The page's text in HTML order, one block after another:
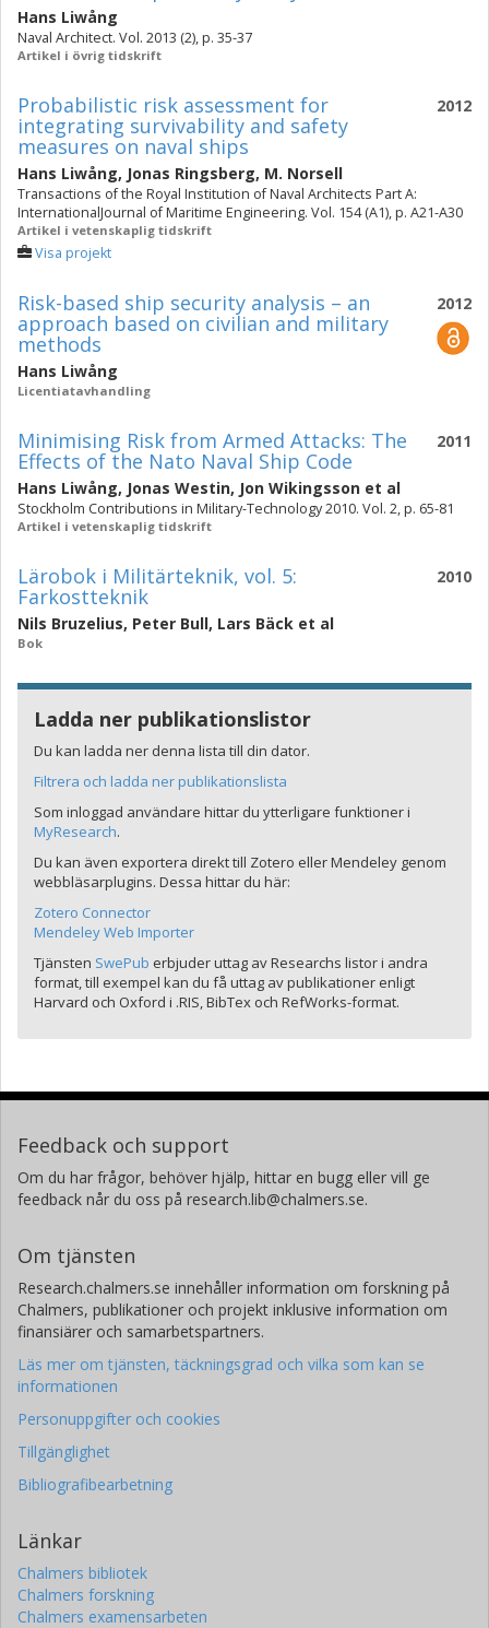
Hans Liwång
Naval Architect. Vol. 2013 (2), p. 35-37
Artikel i övrig tidskrift
2012
Probabilistic risk assessment for
integrating survivability and safety
measures on naval ships
Hans Liwång, Jonas Ringsberg, M. Norsell
Transactions of the Royal Institution of Naval Architects Part A:
InternationalJournal of Maritime Engineering. Vol. 154 (A1), p. A21-A30
Artikel i vetenskaplig tidskrift
Visa projekt
2012
Risk-based ship security analysis – an
approach based on civilian and military
methods
Hans Liwång
Licentiatavhandling
2011
Minimising Risk from Armed Attacks: The
Effects of the Nato Naval Ship Code
Hans Liwång, Jonas Westin, Jon Wikingsson et al
Stockholm Contributions in Military-Technology 2010. Vol. 2, p. 65-81
Artikel i vetenskaplig tidskrift
2010
Lärobok i Militärteknik, vol. 5:
Farkostteknik
Nils Bruzelius, Peter Bull, Lars Bäck et al
Bok
Ladda ner publikationslistor
Du kan ladda ner denna lista till din dator.
Filtrera och ladda ner publikationslista
Som inloggad användare hittar du ytterligare funktioner i
MyResearch.
Du kan även exportera direkt till Zotero eller Mendeley genom
webbläsarplugins. Dessa hittar du här:
Zotero Connector
Mendeley Web Importer
Tjänsten SwePub erbjuder uttag av Researchs listor i andra
format, till exempel kan du få uttag av publikationer enligt
Harvard och Oxford i .RIS, BibTex och RefWorks-format.
Feedback och support
Om du har frågor, behöver hjälp, hittar en bugg eller vill ge
feedback når du oss på research.lib@chalmers.se.
Om tjänsten
Research.chalmers.se innehåller information om forskning på
Chalmers, publikationer och projekt inklusive information om
finansiärer och samarbetspartners.
Läs mer om tjänsten, täckningsgrad och vilka som kan se
informationen
Personuppgifter och cookies
Tillgänglighet
Bibliografibearbetning
Länkar
Chalmers bibliotek
Chalmers forskning
Chalmers examensarbeten